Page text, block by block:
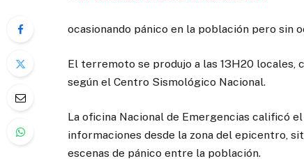
ocasionando pánico en la población pero sin
El terremoto se produjo a las 13H20 locales,
según el Centro Sismológico Nacional.
La oficina Nacional de Emergencias calificó
informaciones desde la zona del epicentro,
escenas de pánico entre la población.